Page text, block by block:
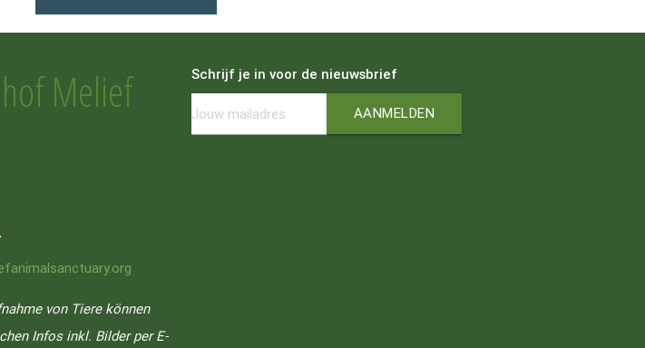
Melief
von Tiere können
Infos inkl. Bilder per E-
Schrijf je in voor de nieuwsbrief